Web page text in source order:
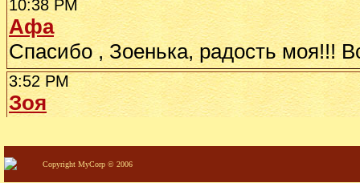
Copyright MyCorp © 2006